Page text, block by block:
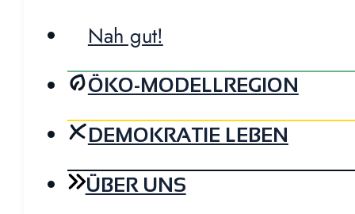
Nah gut!
ÖKO-MODELLREGION
DEMOKRATIE LEBEN
ÜBER UNS